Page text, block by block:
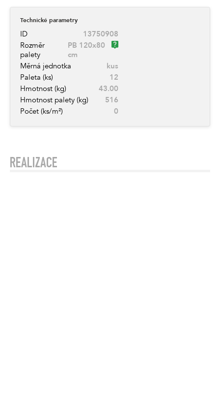
Technické parametry
ID
13750908
Rozměr
palety
PB 120x80
cm
Měrná jednotka
kus
Paleta (ks)
12
Hmotnost (kg)
43.00
Hmotnost palety (kg)
516
Počet (ks/m²)
0
REALIZACE